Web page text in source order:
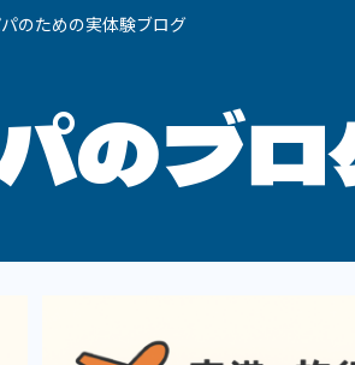
のための実体験ブログ
のブ